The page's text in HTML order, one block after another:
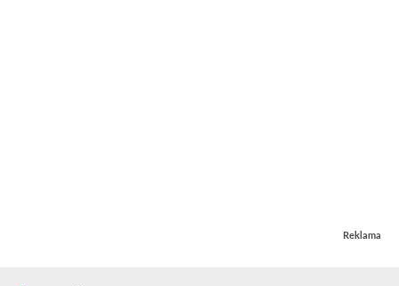
Reklama